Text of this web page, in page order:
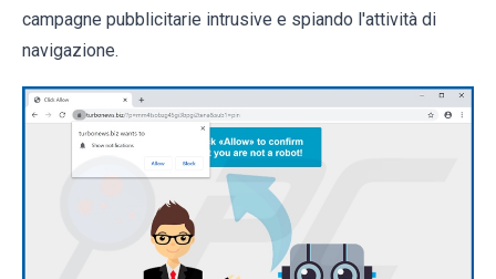
campagne pubblicitarie intrusive e spiando l'attività di
navigazione.